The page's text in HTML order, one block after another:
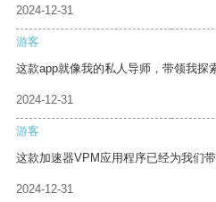
2024-12-31
游客
这款app就像我的私人导师，带领我探
2024-12-31
游客
这款加速器VPM应用程序已经为我们
2024-12-31